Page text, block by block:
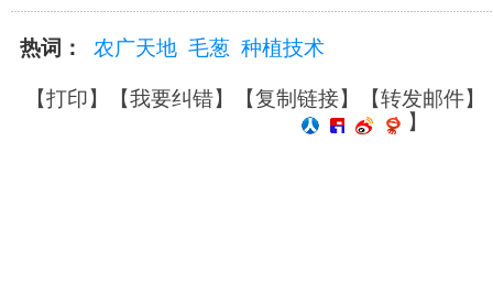
热词： 农广天地 毛葱 种植技术
【打印】【我要纠错】【复制链接】【转发邮件】
】